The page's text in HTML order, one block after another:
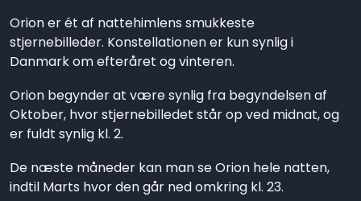
Orion er ét af nattehimlens smukkeste
stjernebilleder. Konstellationen er kun synlig i
Danmark om efteråret og vinteren.
Orion begynder at være synlig fra begyndelsen af
Oktober, hvor stjernebilledet står op ved midnat, og
er fuldt synlig kl. 2.
De næste måneder kan man se Orion hele natten,
indtil Marts hvor den går ned omkring kl. 23.